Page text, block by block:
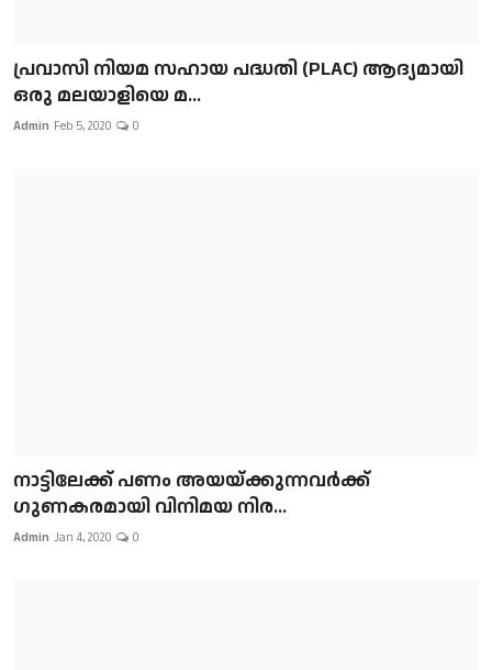
പ്രവാസി നിയമ സഹായ പദ്ധതി (PLAC) ആദ്യമായി
ഒരു മലയാളിയെ മ...
Admin Feb 5, 2020 0
നാട്ടിലേക്ക് പണം അയയ്ക്കുന്നവർക്ക്
ഗുണകരമായി വിനിമയ നിര...
Admin Jan 4, 2020 0